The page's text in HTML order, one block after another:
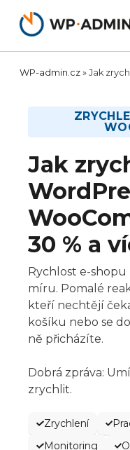
obsah
WP-admin.cz » Jak
Jak
30 % a
Rychlost e-
míru. Pomalé
kteří nechtějí
košíku nebo se
ně přicházíte.
Dobrá zpráva:
zrychlit.
Zrychlení
Monitoring